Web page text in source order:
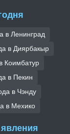
Ленинград
в Диярбакыр
в Пекин
в Чэнду
в Мехико